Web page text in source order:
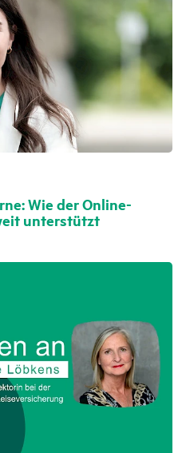
Wie der Online-
unterstützt